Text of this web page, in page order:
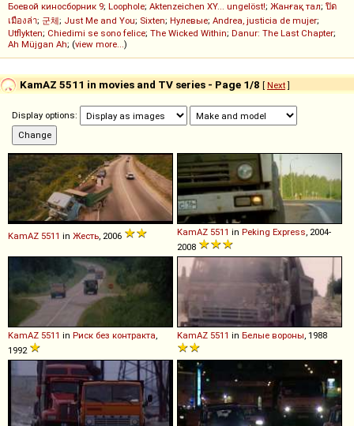
Боевой киносборник 9; Loophole; Aktenzeichen XY... ungelöst!; Жанғақ тал; ปิด
เมืองล่า; 군체; Just Me and You; Sixten; Нулевые; Andrea, justicia de mujer;
Utflykten; Chiedimi se sono felice; The Wicked Within; Danur: The Last Chapter;
Ah Müjgan Ah; (view more...)
KamAZ 5511 in movies and TV series - Page 1/8 [ Next]
Display options:
KamAZ 5511 in Жесть , 2006 KamAZ 5511 in Peking Express , 2004-
2008
KamAZ 5511 in Риск без контракта
1992
KamAZ 5511 in Белые вороны , 1988